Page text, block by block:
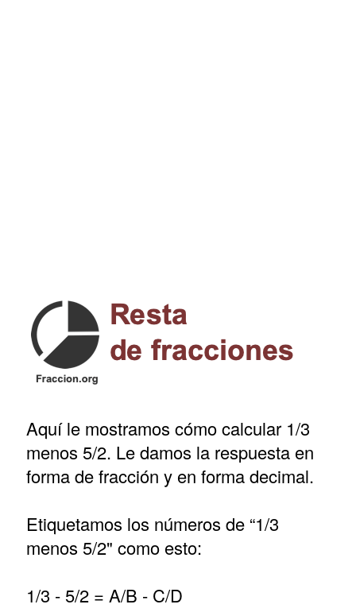
Aquí le mostramos cómo calcular 1/3
menos 5/2. Le damos la respuesta en
forma de fracción y en forma decimal.
Etiquetamos los números de “1/3
menos 5/2" como esto:
1/3 - 5/2 = A/B - C/D